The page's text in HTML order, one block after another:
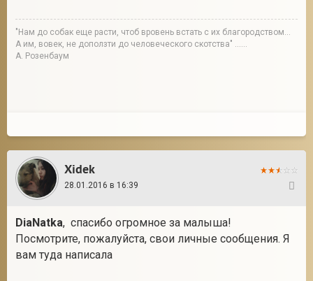
"Нам до собак еще расти, чтоб вровень встать с их благородством...
А им, вовек, не доползти до человеческого скотства" ......
А. Розенбаум
Xidek
28.01.2016 в 16:39
DiaNatka, спасибо огромное за малыша!
Посмотрите, пожалуйста, свои личные сообщения. Я
вам туда написала